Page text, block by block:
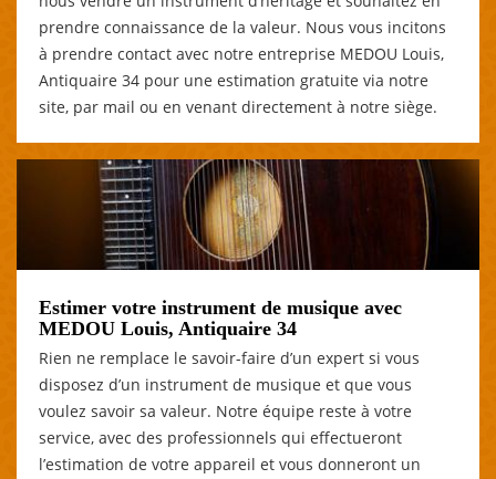
prendre connaissance de la valeur. Nous vous incitons
à prendre contact avec notre entreprise MEDOU Louis,
Antiquaire 34 pour une estimation gratuite via notre
site, par mail ou en venant directement à notre siège.
Estimer votre instrument de musique avec
MEDOU Louis, Antiquaire 34
Rien ne remplace le savoir-faire d’un expert si vous
disposez d’un instrument de musique et que vous
voulez savoir sa valeur. Notre équipe reste à votre
service, avec des professionnels qui effectueront
l’estimation de votre appareil et vous donneront un